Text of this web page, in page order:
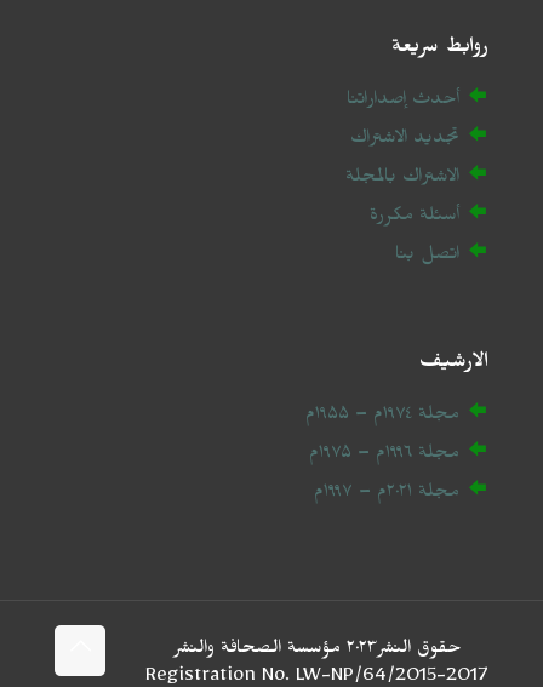
روابط سريعة
أحدث إصداراتنا
تجديد الاشتراك
الاشتراك بالمجلة
أسئلة مكررة
اتصل بنا
الارشيف
مجلة ۱۹۷٤م – ۱۹۵۵م
مجلة ۱۹۹٦م – ۱۹۷۵م
مجلة ۲۰ ۲۱ م – ۱۹۹۷م
حقوق النشر۲۰۲٣ مؤسسة الصحافة والنشر
2017-Registration No. LW-NP/64/2015